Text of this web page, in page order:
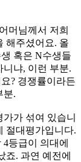
머님께서 저희
해주셨어요. 올
혹은 N수생들
니냐, 이런 부분.
? 경쟁률이라든
분.
가 섞여 있습니
절대평가입니다.
등급이 의대에
죠. 과연 예전에